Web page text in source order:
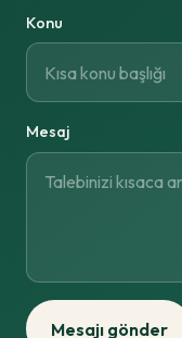
Konu
Mesaj
Mesajı gönder